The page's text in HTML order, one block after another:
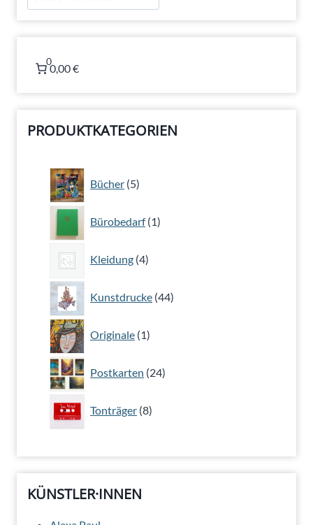
0
0,00 €
PRODUKTKATEGORIEN
Bücher 5
Produkte
Bürobedarf 1
Produkt
Kleidung 4
Produkte
Kunstdrucke 44
Produkte
Originale 1
Produkt
Postkarten 24
Produkte
Tonträger 8
Produkte
KÜNSTLER·INNEN